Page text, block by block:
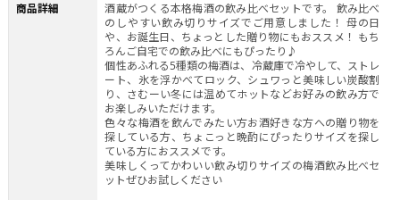
商品詳細
酒蔵がつくる本格梅酒の飲み比べセットです。 飲み比べ
のしやすい飲み切りサイズでご用意しました！ 母の日
や、お誕生日、ちょっとした贈り物にもおススメ！ もち
ろんご自宅での飲み比べにもぴったり♪
個性あふれる5種類の梅酒は、冷蔵庫で冷やして、ストレ
ート、氷を浮かべてロック、シュワっと美味しい炭酸割
り、さむーい冬には温めてホットなどお好みの飲み方で
お楽しみいただけます。
色々な梅酒を飲んでみたい方お酒好きな方への贈り物を
探している方、ちょこっと晩酌にぴったりサイズを探し
ている方におススメです。
美味しくってかわいい飲み切りサイズの梅酒飲み比べセ
ットぜひお試しください